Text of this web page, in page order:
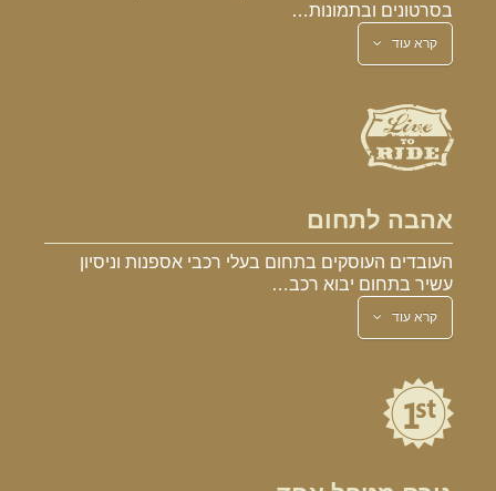
בסרטונים ובתמונות…
קרא עוד
אהבה לתחום
העובדים העוסקים בתחום בעלי רכבי אספנות וניסיון
עשיר בתחום יבוא רכב…
קרא עוד